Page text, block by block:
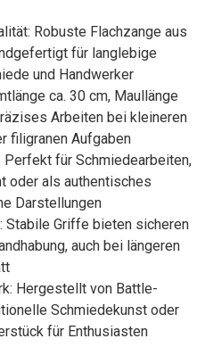
Robuste Flachzange aus
für langlebige
und Handwerker
ca. 30 cm, Maullänge
Arbeiten bei kleineren
filigranen Aufgaben
für Schmiedearbeiten,
oder als authentisches
Darstellungen
Stabile Griffe bieten sicheren
auch bei längeren
Hergestellt von Battle-
Schmiedekunst oder
für Enthusiasten